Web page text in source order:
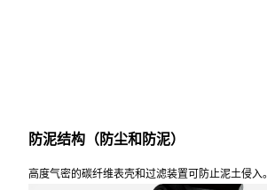
防泥结构（防尘和防泥）
高度气密的碳纤维表壳和过滤装置可防止泥土侵入。